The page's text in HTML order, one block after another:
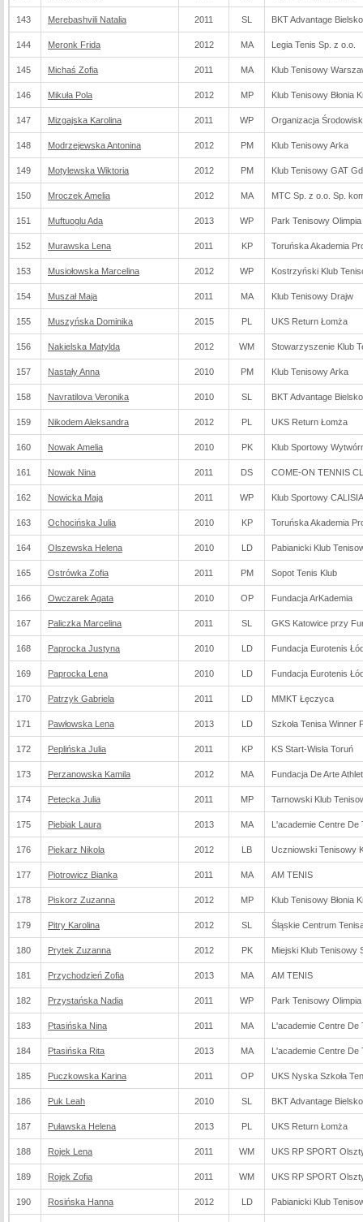
143 Merebashvili Natalia 2011 SL BKT Advantage
144 Meronk Frida 2012 MA Legia Tenis Sp. z o.o.
145 Michaś Zofia 2011 MA Klub Tenisowy
146 Mikuła Pola 2012 MP Klub Tenisowy Błonia
147 Mizgajska Karolina 2011 WP Organizacja
148 Modrzejewska Antonina 2012 PM Klub Tenisowy Arka
149 Motylewska Wiktoria 2012 PM Klub Tenisowy GAT
150 Mroczek Amelia 2012 MA MTC Sp. z o.o. Sp.
151 Muftuoglu Ada 2013 WP Park Tenisowy
152 Murawska Lena 2011 KP Toruńska Akademia
153 Musiołowska Marcelina 2012 WP Kostrzyński Klub
154 Muszał Maja 2011 MA Klub Tenisowy Drajw
155 Muszyńska Dominika 2015 PL UKS Return Łomża
156 Nakielska Matylda 2012 WM Stowarzyszenie Klub
157 Nastały Anna 2010 PM Klub Tenisowy Arka
158 Navratilova Veronika 2010 SL BKT Advantage
159 Nikodem Aleksandra 2012 PL UKS Return Łomża
160 Nowak Amelia 2010 PK Klub Sportowy
161 Nowak Nina 2011 DS COME-ON TENNIS
162 Nowicka Maja 2011 WP Klub Sportowy
163 Ochocińska Julia 2010 KP Toruńska Akademia
164 Olszewska Helena 2010 LD Pabianicki Klub
165 Ostrówka Zofia 2011 PM Sopot Tenis Klub
166 Owczarek Agata 2010 OP Fundacja ArKademia
167 Paliczka Marcelina 2011 SL GKS Katowice przy
168 Paprocka Justyna 2010 LD Fundacja Eurotenis
169 Paprocka Lena 2010 LD Fundacja Eurotenis
170 Patrzyk Gabriela 2011 LD MMKT Łęczyca
171 Pawłowska Lena 2013 LD Szkoła Tenisa Winner
172 Peplińska Julia 2011 KP KS Start-Wisła Toruń
173 Perzanowska Kamila 2012 MA Fundacja De Arte
174 Petecka Julia 2011 MP Tarnowski Klub
175 Piebiak Laura 2013 MA L'academie Centre De
176 Piekarz Nikola 2012 LB Uczniowski Tenisowy
177 Piotrowicz Bianka 2011 MA AM TENIS
178 Piskorz Zuzanna 2012 MP Klub Tenisowy Błonia
179 Pitry Karolina 2012 SL Śląskie Centrum
180 Prytek Zuzanna 2012 PK Miejski Klub Tenisowy
181 Przychodzień Zofia 2013 MA AM TENIS
182 Przystańska Nadia 2011 WP Park Tenisowy
183 Ptasińska Nina 2011 MA L'academie Centre De
184 Ptasińska Rita 2013 MA L'academie Centre De
185 Puczkowska Karina 2011 OP UKS Nyska Szkoła
186 Puk Leah 2010 SL BKT Advantage
187 Puławska Helena 2013 PL UKS Return Łomża
188 Rojek Lena 2011 WM UKS RP SPORT
189 Rojek Zofia 2011 WM UKS RP SPORT
190 Rosińska Hanna 2012 LD Pabianicki Klub